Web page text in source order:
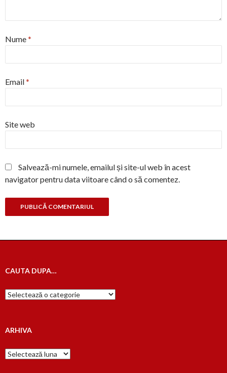
Nume*
Email*
Site web
Salvează-mi numele, emailul și site-ul web în acest
navigator pentru data viitoare când o să comentez.
CAUTA DUPA…
Cauta
dupa…
ARHIVA
Arhiva